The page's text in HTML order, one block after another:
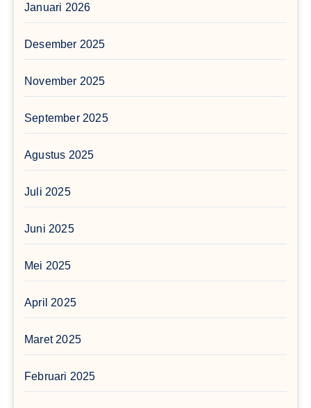
Januari 2026
Desember 2025
November 2025
September 2025
Agustus 2025
Juli 2025
Juni 2025
Mei 2025
April 2025
Maret 2025
Februari 2025